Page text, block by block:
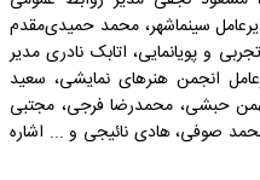
سینماشهر، محمد حمیدی‌مقدم
و پویانمایی، اتابک نادری مدیر
انجمن هنرهای نمایشی، سعید
حبشی، محمدرضا فرجی، مجتبی
صوفی، هادی نائیجی و ... اشاره